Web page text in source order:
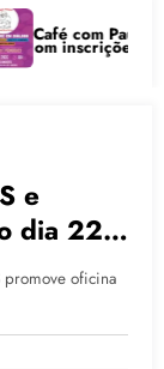
inscrições abertas
com Paulo
e
dia 22
promove oficina